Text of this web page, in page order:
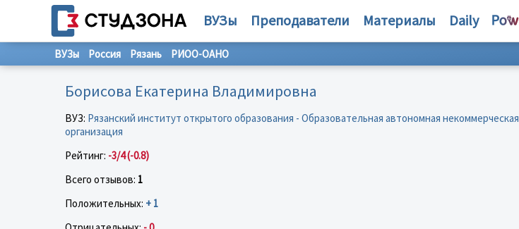
ВУЗы Преподаватели Материалы Daily
ВУЗы Россия Рязань РИОО-ОАНО
Борисова Екатерина Владимировна
ВУЗ: Рязанский институт открытого образования - Образовательная автономная некоммерческая
организация
Рейтинг: -3/4 (-0.8)
Всего отзывов: 1
Положительных: + 1